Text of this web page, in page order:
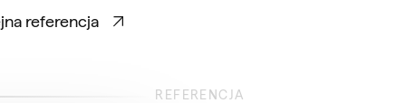
referencja
REFERENCJA